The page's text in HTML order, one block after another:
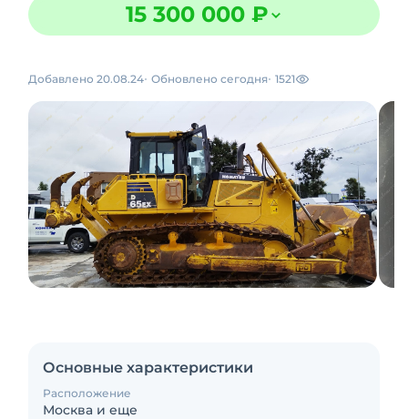
15 300 000 ₽
Добавлено 20.08.24 Обновлено сегодня 1521
Основные характеристики
Расположение
Москва и еще